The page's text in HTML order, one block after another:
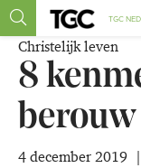
TGC
Christelijk leven
8
berouw
4 december 2019 |